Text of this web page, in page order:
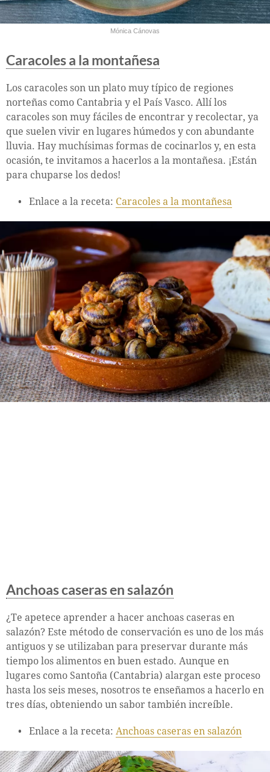
Mónica Cánovas
Caracoles a la montañesa
Los caracoles son un plato muy típico de regiones
norteñas como Cantabria y el País Vasco. Allí los
caracoles son muy fáciles de encontrar y recolectar, ya
que suelen vivir en lugares húmedos y con abundante
lluvia. Hay muchísimas formas de cocinarlos y, en esta
ocasión, te invitamos a hacerlos a la montañesa. ¡Están
para chuparse los dedos!
Enlace a la receta: Caracoles a la montañesa
Anchoas caseras en salazón
¿Te apetece aprender a hacer anchoas caseras en
salazón? Este método de conservación es uno de los más
antiguos y se utilizaban para preservar durante más
tiempo los alimentos en buen estado. Aunque en
lugares como Santoña (Cantabria) alargan este proceso
hasta los seis meses, nosotros te enseñamos a hacerlo en
tres días, obteniendo un sabor también increíble.
Enlace a la receta: Anchoas caseras en salazón